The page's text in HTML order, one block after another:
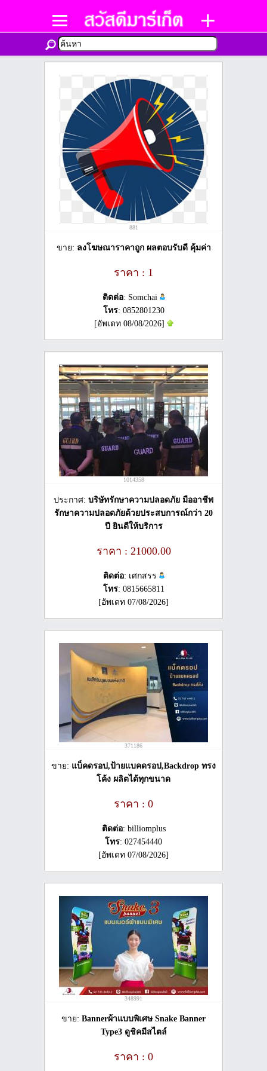
881
ขาย: ลงโฆษณาราคาถูก ผลตอบรับดี คุ้มค่า
ราคา : 1
ติดต่อ: Somchai
โทร: 0852801230
[อัพเดท 08/08/2026]
1014358
ประกาศ: บริษัทรักษาความปลอดภัย มืออาชีพ
รักษาความปลอดภัยด้วยประสบการณ์กว่า 20
ปี ยินดีให้บริการ
ราคา : 21000.00
ติดต่อ: เศกสรร
โทร: 0815665811
[อัพเดท 07/08/2026]
371186
ขาย: แบ็คดรอป,ป้ายแบคดรอป,Backdrop ทรง
โค้ง ผลิตได้ทุกขนาด
ราคา : 0
ติดต่อ: billiomplus
โทร: 027454440
[อัพเดท 07/08/2026]
348991
ขาย: Bannerผ้าแบบพิเศษ Snake Banner
Type3 ดูชิคมีสไตล์
ราคา : 0